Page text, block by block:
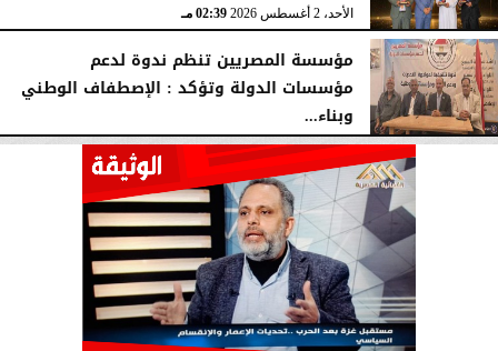
الأحد، 2 أغسطس 2026 02:39 مـ
مؤسسة المصريين تنظم ندوة لدعم
مؤسسات الدولة وتؤكد : الإصطفاف الوطني
وبناء...
الأحد، 2 أغسطس 2026 10:20 صـ